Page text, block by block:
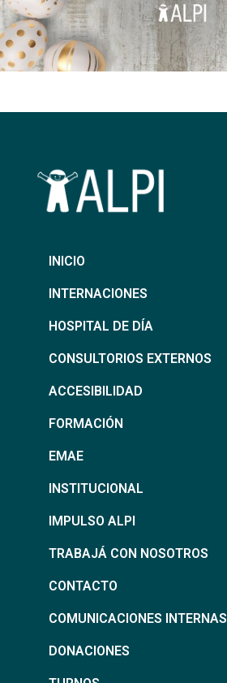
INICIO
INTERNACIONES
HOSPITAL DE DÍA
CONSULTORIOS EXTERNOS
ACCESIBILIDAD
FORMACIÓN
EMAE
INSTITUCIONAL
IMPULSO ALPI
TRABAJÁ CON NOSOTROS
CONTACTO
COMUNICACIONES INTERNAS
DONACIONES